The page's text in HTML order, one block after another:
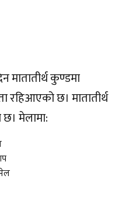
मातातीर्थ कुण्डमा
रहिआएको छ। मातातीर्थ
मेलामा: